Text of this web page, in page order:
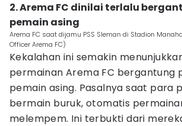
2. Arema FC dinilai terlalu
pemain asing
Arema FC saat dijamu PSS Sleman di Stadion
Officer Arema FC)
Kekalahan ini semakin
permainan Arema FC bergantung
pemain asing. Pasalnya saat para
bermain buruk, otomatis
melempem. Ini terbukti dari